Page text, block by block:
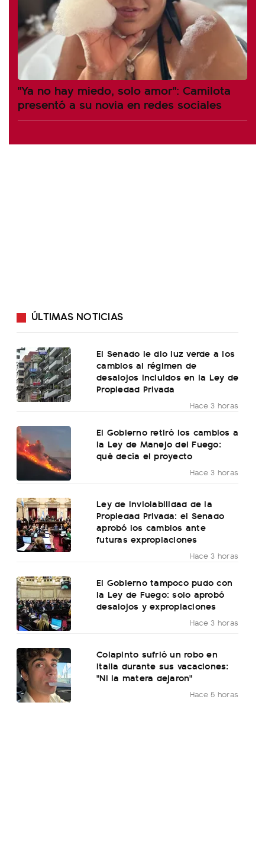
"Ya no hay miedo, solo amor": Camilota
presentó a su novia en redes sociales
ÚLTIMAS NOTICIAS
El Senado le dio luz verde a los
cambios al régimen de
desalojos incluidos en la Ley de
Propiedad Privada
Hace 3 horas
El Gobierno retiró los cambios a
la Ley de Manejo del Fuego:
qué decía el proyecto
Hace 3 horas
Ley de Inviolabilidad de la
Propiedad Privada: el Senado
aprobó los cambios ante
futuras expropiaciones
Hace 3 horas
El Gobierno tampoco pudo con
la Ley de Fuego: solo aprobó
desalojos y expropiaciones
Hace 3 horas
Colapinto sufrió un robo en
Italia durante sus vacaciones:
"Ni la matera dejaron"
Hace 5 horas